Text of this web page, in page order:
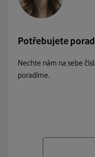
Potřebujete
Nechte nám na sebe
poradíme.